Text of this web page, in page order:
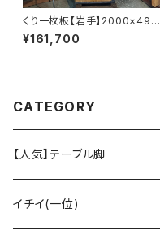
くり一枚板【岩手】2000×490~
570×53㎜【オイル塗装 仕上げ
済み】
¥161,700
CATEGORY
【人気】テーブル脚
イチイ(一位)